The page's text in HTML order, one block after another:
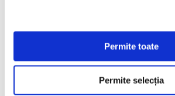
Permite toate
Permite selecția
Artiștii și absintul:
Toulouse-Lautrec, Van
confruntat cu „Zâna
26 Februarie 2026